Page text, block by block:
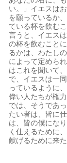
い。」イエスは
を願っているか
ている杯を飲む
言うと、イエス
の杯を飲むこと
るかは、わたし
によって定めら
はこれを聞いて
で、イエスは一
っているように
偉い人たちが権
では、そうであ
たい者は、皆に
は、皆の僕にな
く仕えるために
献げるために来